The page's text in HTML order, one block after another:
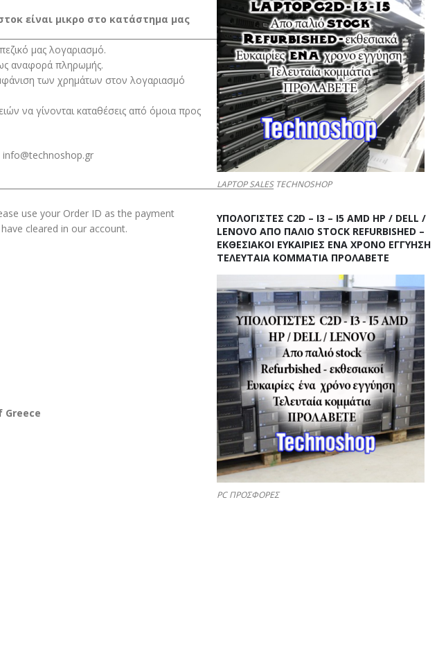
είναι μικρο στο κατάστημα μας
μας λογαριασμό.
αναφορά πληρωμής.
των χρημάτων στον λογαριασμό
να γίνονται καταθέσεις από όμοια προς
info@technoshop.gr
use your Order ID as the payment
cleared in our account.
Greece
LAPTOP SALES TECHNOSHOP
ΥΠΟΛΟΓΙΣΤΕΣ C2D – I3 – I5 AMD HP / DELL /
LENOVO ΑΠΟ ΠΑΛΙΌ STOCK REFURBISHED –
ΕΚΘΕΣΙΑΚΟΊ ΕΥΚΑΙΡΊΕΣ ΈΝΑ ΧΡΌΝΟ ΕΓΓΎΗΣΗ
ΤΕΛΕΥΤΑΊΑ ΚΟΜΜΆΤΙΑ ΠΡΟΛΑΒΕΤΕ
PC ΠΡΟΣΦΟΡΕΣ